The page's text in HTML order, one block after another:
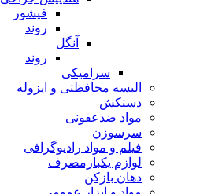
فیشور
روند
آنگل
روند
سرامیکی
البسه محافظتی و ایزوله
دستکش
مواد ضدعفونی
سرسوزن
فیلم و مواد رادیوگرافی
لوازم یکبارمصرف
دهان بازکن